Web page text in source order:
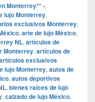
Monterrey** -,
lujo Monterrey,
exclusivos Monterrey,
, arte de lujo México,
NL, artículos de
Monterrey, artículos de
exclusivos
lujo Monterrey, autos de
, autos deportivos
, bienes raíces de lujo
, calzado de lujo México,